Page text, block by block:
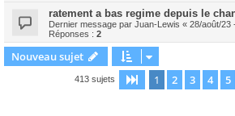
ratement a bas regime depuis le
Dernier message par Juan-Lewis « 28/août/23
Réponses : 2
Nouveau sujet
413 sujets Page 1sur21
1 2 3 4 5